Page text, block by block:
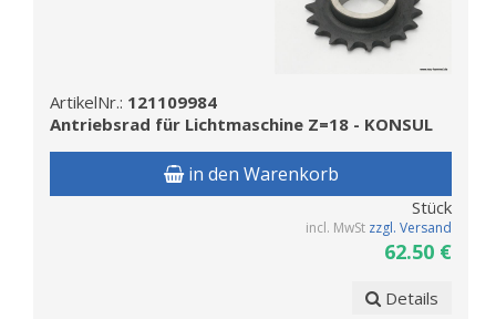
ArtikelNr.: 121109984
Antriebsrad für Lichtmaschine Z=18 - KONSUL
in den Warenkorb
Stück
incl. MwSt zzgl. Versand
62.50 €
Details